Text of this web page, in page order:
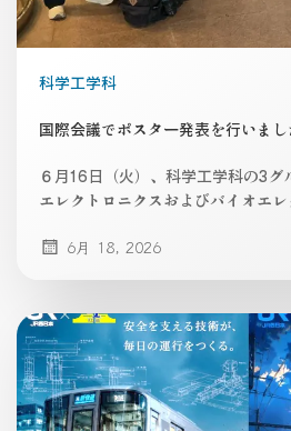
科学工学科
国際会議でポスター発表を行いまし
６月16日（火）、科学工学科の3
エレクトロニクスおよびバイオエ
6月 18, 2026